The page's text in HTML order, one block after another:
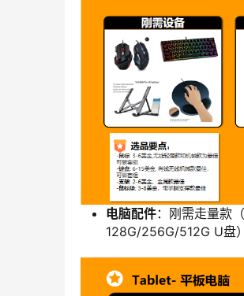
电脑配件：刚需走量款
128G/256G/512G U盘